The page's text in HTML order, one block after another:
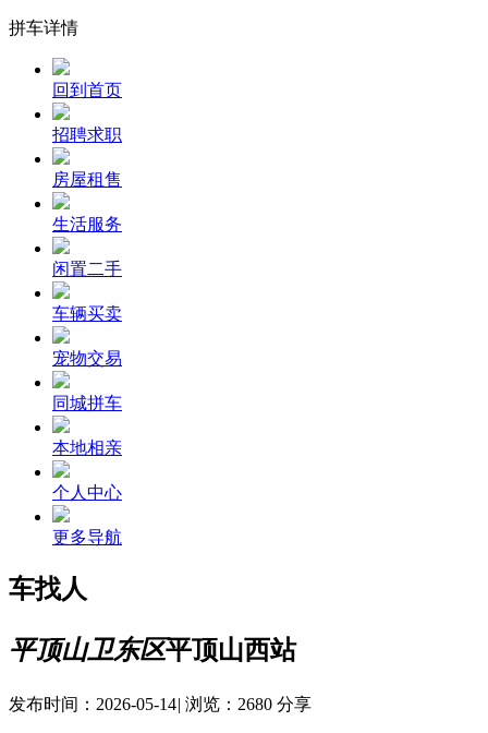
拼车详情
回到首页
招聘求职
房屋租售
生活服务
闲置二手
车辆买卖
宠物交易
同城拼车
本地相亲
个人中心
更多导航
车找人
平顶山卫东区平顶山西站
发布时间：2026-05-14| 浏览：2680 分享